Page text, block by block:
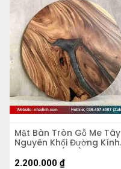
Mặt Bàn Tròn Gỗ Me Tây
Nguyên Khối Đường Kính
81 Dày 4,3 (cm)
2.200.000 ₫